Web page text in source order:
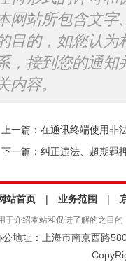
网站所包含文字
目的，如您认为
，接到您的通知
内容。
上一篇： 在通讯终端使用非
下一篇： 纠正违法、超期羁
站首页 | 业务范围 |
于介绍本站和促进了解的之目
公地址：上海市南京西路